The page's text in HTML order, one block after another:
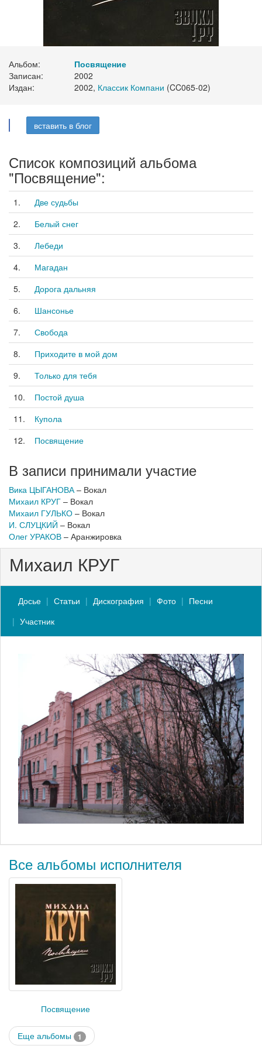
Альбом:
Посвящение
Записан:
2002
Издан:
2002, Классик Компани (CC065-02)
вставить в блог
Список композиций альбома
"Посвящение":
1.
Две судьбы
2.
Белый снег
3.
Лебеди
4.
Магадан
5.
Дорога дальняя
6.
Шансонье
7.
Свобода
8.
Приходите в мой дом
9.
Только для тебя
10.
Постой душа
11.
Купола
12.
Посвящение
В записи принимали участие
Вика ЦЫГАНОВА– Вокал
Михаил КРУГ – Вокал
Михаил ГУЛЬКО – Вокал
И. СЛУЦКИЙ – Вокал
Олег УРАКОВ – Аранжировка
Михаил КРУГ
Досье Статьи Дискография Фото
Песни
Участник
Все альбомы исполнителя
Посвящение
Еще альбомы 1